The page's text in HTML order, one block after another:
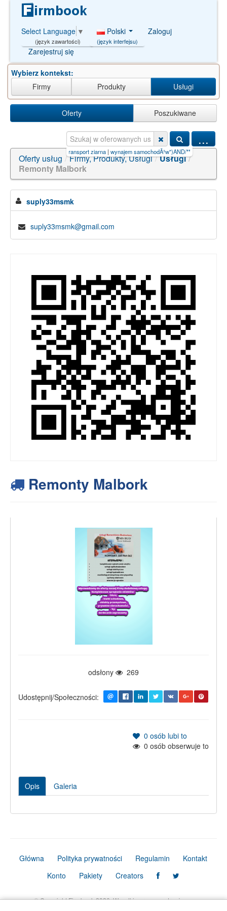
Select Language ▼
(język zawartości)
Polski
(język interfejsu)
Zaloguj
Zarejestruj się
Wybierz kontekst:
Firmy
Produkty Usługi
Oferty Poszukiwane
...
**/(SE transport ziarna|wynajem samochodÃ³w")AND/**/4256
Oferty usług / Firmy, Produkty, Usługi / Usługi /
Remonty Malbork
suply33msmk
suply33msmk@gmail.com
Remonty Malbork
odsłony 269
Udostępnij/Społeczności:
0 osób lubi to
0 osób obserwuje to
Opis Galeria
Główna Polityka prywatności Regulamin
Kontakt
Konto
Pakiety Creators
© Copyright Firmbook 2026. Wszelkie prawa zastrzeżone.